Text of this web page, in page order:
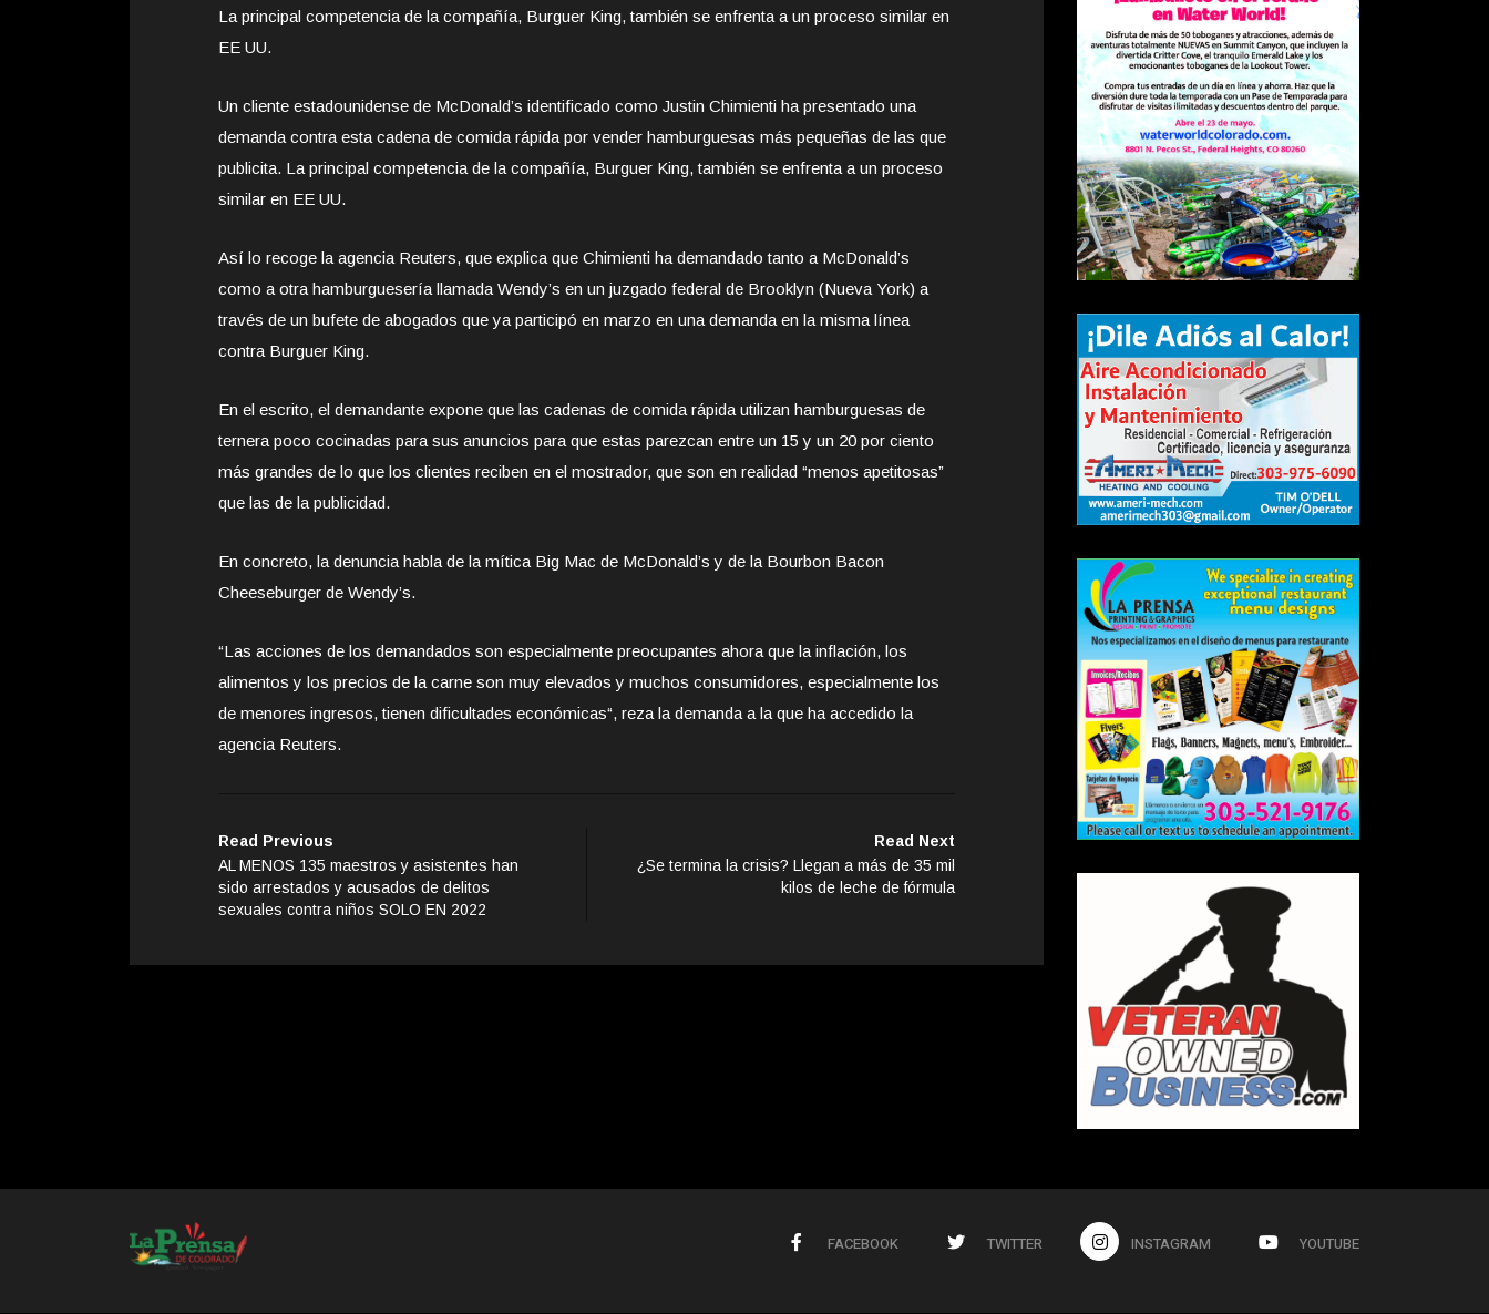
La principal competencia de la compañía, Burguer King, también se enfrenta a un proceso similar en
EE UU.
Un cliente estadounidense de McDonald’s identificado como Justin Chimienti ha presentado una
demanda contra esta cadena de comida rápida por vender hamburguesas más pequeñas de las que
publicita. La principal competencia de la compañía, Burguer King, también se enfrenta a un proceso
similar en EE UU.
Así lo recoge la agencia Reuters, que explica que Chimienti ha demandado tanto a McDonald’s
como a otra hamburguesería llamada Wendy’s en un juzgado federal de Brooklyn (Nueva York) a
través de un bufete de abogados que ya participó en marzo en una demanda en la misma línea
contra Burguer King.
En el escrito, el demandante expone que las cadenas de comida rápida utilizan hamburguesas de
ternera poco cocinadas para sus anuncios para que estas parezcan entre un 15 y un 20 por ciento
más grandes de lo que los clientes reciben en el mostrador, que son en realidad “menos apetitosas”
que las de la publicidad.
En concreto, la denuncia habla de la mítica Big Mac de McDonald’s y de la Bourbon Bacon
Cheeseburger de Wendy’s.
“Las acciones de los demandados son especialmente preocupantes ahora que la inflación, los
alimentos y los precios de la carne son muy elevados y muchos consumidores, especialmente los
de menores ingresos, tienen dificultades económicas“, reza la demanda a la que ha accedido la
agencia Reuters.
Read Previous
AL MENOS 135 maestros y asistentes han
sido arrestados y acusados de delitos
sexuales contra niños SOLO EN 2022
Read Next
¿Se termina la crisis? Llegan a más de 35 mil
kilos de leche de fórmula
FACEBOOK TWITTER INSTAGRAM YOUTUBE